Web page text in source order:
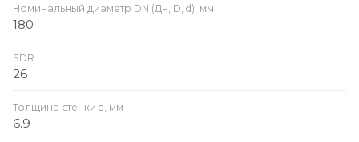
Номинальный диаметр DN (Дн, D, d), мм
180
SDR
26
Толщина стенки e, мм
6.9